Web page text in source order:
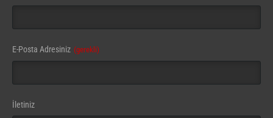
E-Posta Adresiniz (gerekli)
İletiniz